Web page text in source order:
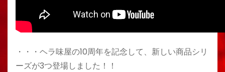
・・・ヘラ味屋の10周年を記念して、新しい商品シリ
ーズが3つ登場しました！！